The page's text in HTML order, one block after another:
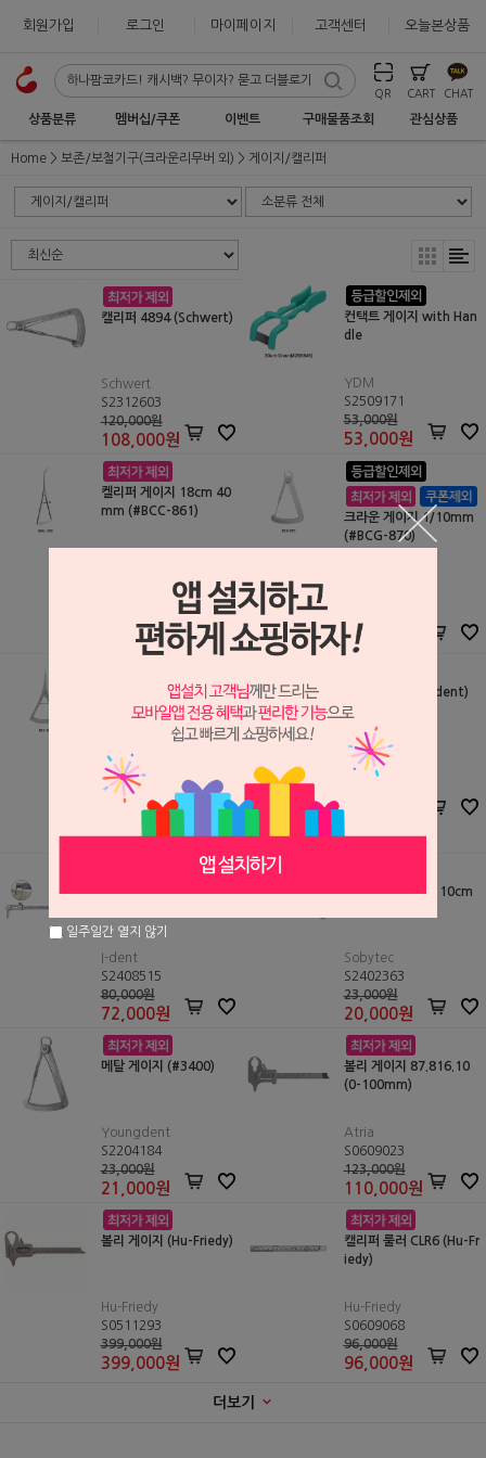
회원가입 로그인 마이페이지 고객센터 오늘본상품
QR CART CHAT
상품분류 멤버십/쿠폰 이벤트 구매물품조회 관심상품
Home 보존/보철기구(크라운리무버 외) 게이지/캘리퍼
캘리퍼 4894 (Schwert)
Schwert
S2312603
120,000원
108,000원
컨택트 게이지 with Han
dle
YDM
S2509171
53,000원
53,000원
켈리퍼 게이지 18cm 40
mm (#BCC-861)
크라운 게이지 1/10mm
(#BCG-870)
30,000원
25,500
켈리퍼 게이지 8.5cm 40
mm (#BCC-860)
BERA
S2408826
42,500원
아폴로 게이지 (I-dent)
I-dent
S2408513
54,000
슬라이딩 캘리퍼 (#I-SC)
I-dent
S2408515
80,000원
72,000원
King 메탈 게이지 10cm
Sobytec
S2402363
23,000원
20,000원
메탈 게이지 (#3400)
Youngdent
S2204184
23,000원
21,000원
볼리 게이지 87.816.10
(0-100mm)
Atria
S0609023
123,000원
110,000원
볼리 게이지 (Hu-Friedy)
Hu-Friedy
S0511293
399,000원
399,000원
캘리퍼 룰러 CLR6 (Hu-Fr
iedy)
Hu-Friedy
S0609068
96,000원
96,000원
더보기
일주일간 열지 않기